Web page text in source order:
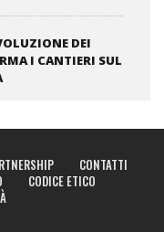
DEI
I CANTIERI SUL
CONTATTI
CODICE ETICO